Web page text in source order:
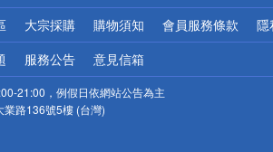
大宗採購 購物須知 會員服務條款 隱
服務公告 意見信箱
21:00，例假日依網站公告為主
業路136號5樓 (台灣)